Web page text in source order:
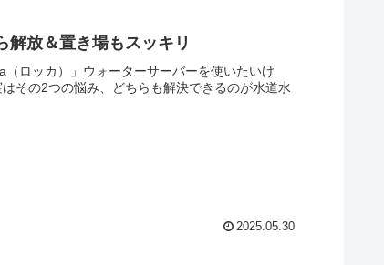
解放＆置き場もスッキリ
ロッカ）」ウォーターサーバーを使いたいけ
その2つの悩み、どちらも解決できるのが水道水
2025.05.30